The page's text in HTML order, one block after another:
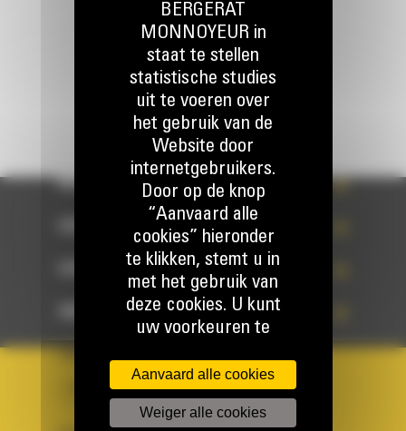
Mail ons
STUUR EEN VRAAG
WHAT’S NEW?
ONZE REFERENTIES
UW KEUZE
SNELLE TOEGANG
BM BELGIUM nl
BERGERAT
MONNOYEUR in
staat te stellen
statistische studies
uit te voeren over
het gebruik van de
Website door
internetgebruikers.
Door op de knop
“Aanvaard alle
cookies” hieronder
te klikken, stemt u in
met het gebruik van
deze cookies. U kunt
uw voorkeuren te
op onze Website.
Voor meer
informatie, onder
Aanvaard alle cookies
Weiger alle cookies